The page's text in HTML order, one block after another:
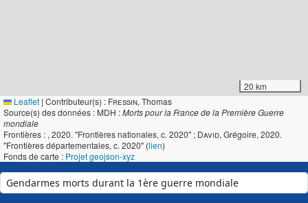
20 km
Leaflet | Contributeur(s) : Fressin, Thomas
Source(s) des données : MDH :Morts pour la France de la Première Guerre
mondiale
Frontières : , 2020. "Frontières nationales, c. 2020" ; David, Grégoire, 2020.
"Frontières départementales, c. 2020" (lien)
Fonds de carte : Projet geojson-xyz